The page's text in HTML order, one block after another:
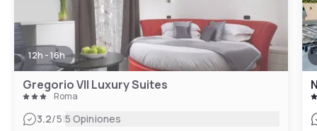
12h - 16h
Gregorio VII Luxury Suites
Roma
3.2/5|5 Opiniones